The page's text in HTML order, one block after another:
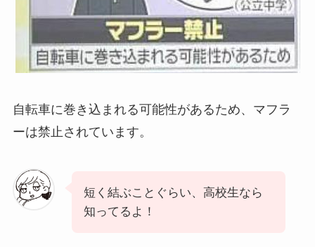
自転車に巻き込まれる可能性があるため、マフラ
ーは禁止されています。
短く結ぶことぐらい、高校生なら
知ってるよ！